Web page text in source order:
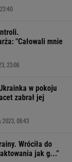
"Całowali mnie
23:06
w pokoju
zabrał jej
2023, 08:43
Wróciła do
jak g..."